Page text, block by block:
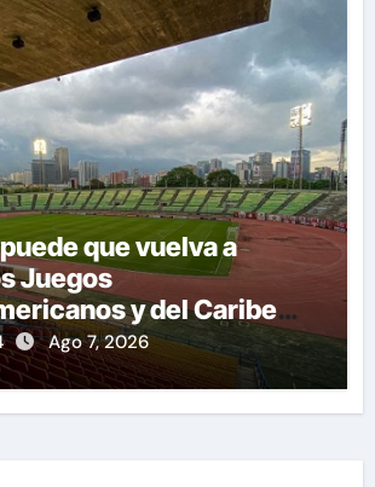
que vuelva a
Juegos
y del Caribe
70 años
Ago 7, 2026